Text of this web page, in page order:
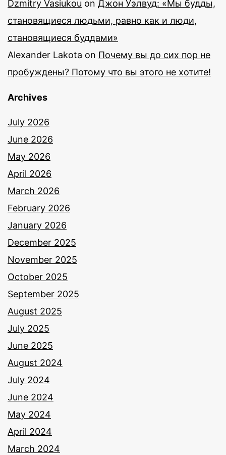
Dzmitry Vasiukou on Джон Уэлвуд: «Мы будды,
становящиеся людьми, равно как и люди,
становящиеся буддами»
Alexander Lakota on Почему вы до сих пор не
пробуждены? Потому что вы этого не хотите!
Archives
July 2026
June 2026
May 2026
April 2026
March 2026
February 2026
January 2026
December 2025
November 2025
October 2025
September 2025
August 2025
July 2025
June 2025
August 2024
July 2024
June 2024
May 2024
April 2024
March 2024